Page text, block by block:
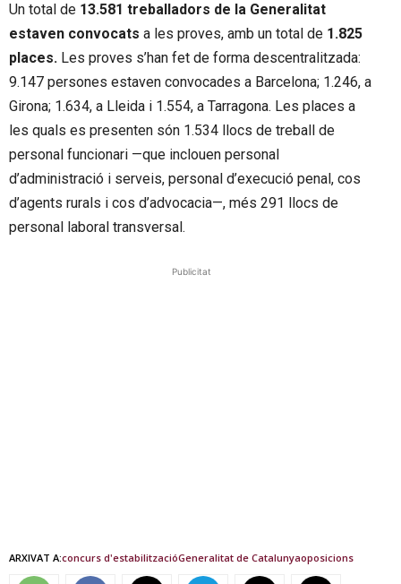
Un total de 13.581 treballadors de la Generalitat
estaven convocats a les proves, amb un total de 1.825
places. Les proves s’han fet de forma descentralitzada:
9.147 persones estaven convocades a Barcelona; 1.246, a
Girona; 1.634, a Lleida i 1.554, a Tarragona. Les places a
les quals es presenten són 1.534 llocs de treball de
personal funcionari —que inclouen personal
d’administració i serveis, personal d’execució penal, cos
d’agents rurals i cos d’advocacia—, més 291 llocs de
personal laboral transversal.
Publicitat
ARXIVAT A:concurs d'estabilitzacióGeneralitat de Catalunyaoposicions